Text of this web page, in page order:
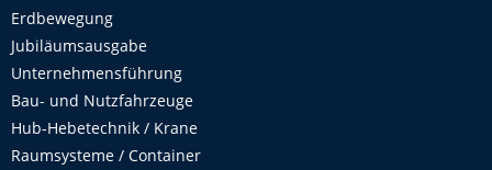
Erdbewegung
Jubiläumsausgabe
Unternehmensführung
Bau- und Nutzfahrzeuge
Hub-Hebetechnik / Krane
Raumsysteme / Container